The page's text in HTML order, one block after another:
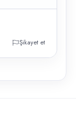
Şikayet et